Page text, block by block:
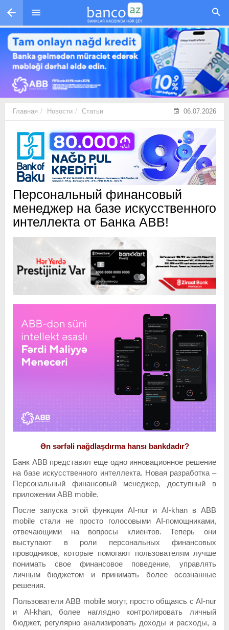
Перейти к основному содержанию
Главная Новости Статьи 06.07.2026
Персональный финансовый
менеджер на базе искусственного
интеллекта от Банка ABB!
Ən sərfəli nağdlaşdırma hansı bankdadır?
Банк ABB представил еще одно инновационное решение
на базе искусственного интеллекта. Новая разработка –
Персональный финансовый менеджер, доступный в
приложении ABB mobile.
После запуска этой функции AI-nur и AI-khan в ABB
mobile стали не просто голосовыми AI-помощниками,
отвечающими на вопросы клиентов. Теперь они
выступают в роли персональных финансовых
проводников, которые помогают пользователям лучше
понимать свое финансовое поведение, управлять
личным бюджетом и принимать более осознанные
решения.
Пользователи ABB mobile могут, просто общаясь с AI-nur
и AI-khan, более наглядно контролировать личный
бюджет, регулярно анализировать доходы и расходы, а